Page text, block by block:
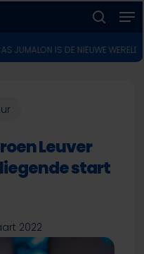
IS DE NIEUWE WERELDKAMPIOEN
Leuver
start
2022
Menu
sluiten